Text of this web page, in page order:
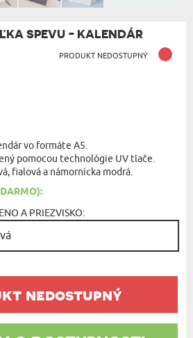
SPEVU - KALENDÁR
PRODUKT NEDOSTUPNÝ
vo formáte A5.
pomocou technológie UV tlače.
fialová a námornícka modrá.
A PRIEZVISKO:
nedostupný